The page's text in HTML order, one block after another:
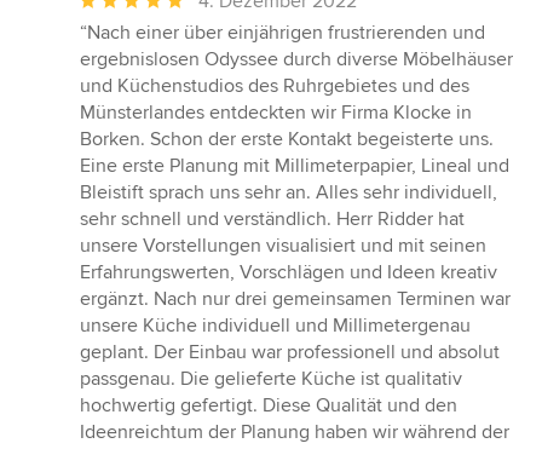
Bewertung:
5
von
5
Sternen
“Nach einer über einjährigen frustrierenden und
ergebnislosen Odyssee durch diverse Möbelhäuser
und Küchenstudios des Ruhrgebietes und des
Münsterlandes entdeckten wir Firma Klocke in
Borken. Schon der erste Kontakt begeisterte uns.
Eine erste Planung mit Millimeterpapier, Lineal und
Bleistift sprach uns sehr an. Alles sehr individuell,
sehr schnell und verständlich. Herr Ridder hat
unsere Vorstellungen visualisiert und mit seinen
Erfahrungswerten, Vorschlägen und Ideen kreativ
ergänzt. Nach nur drei gemeinsamen Terminen war
unsere Küche individuell und Millimetergenau
geplant. Der Einbau war professionell und absolut
passgenau. Die gelieferte Küche ist qualitativ
hochwertig gefertigt. Diese Qualität und den
Ideenreichtum der Planung haben wir während der